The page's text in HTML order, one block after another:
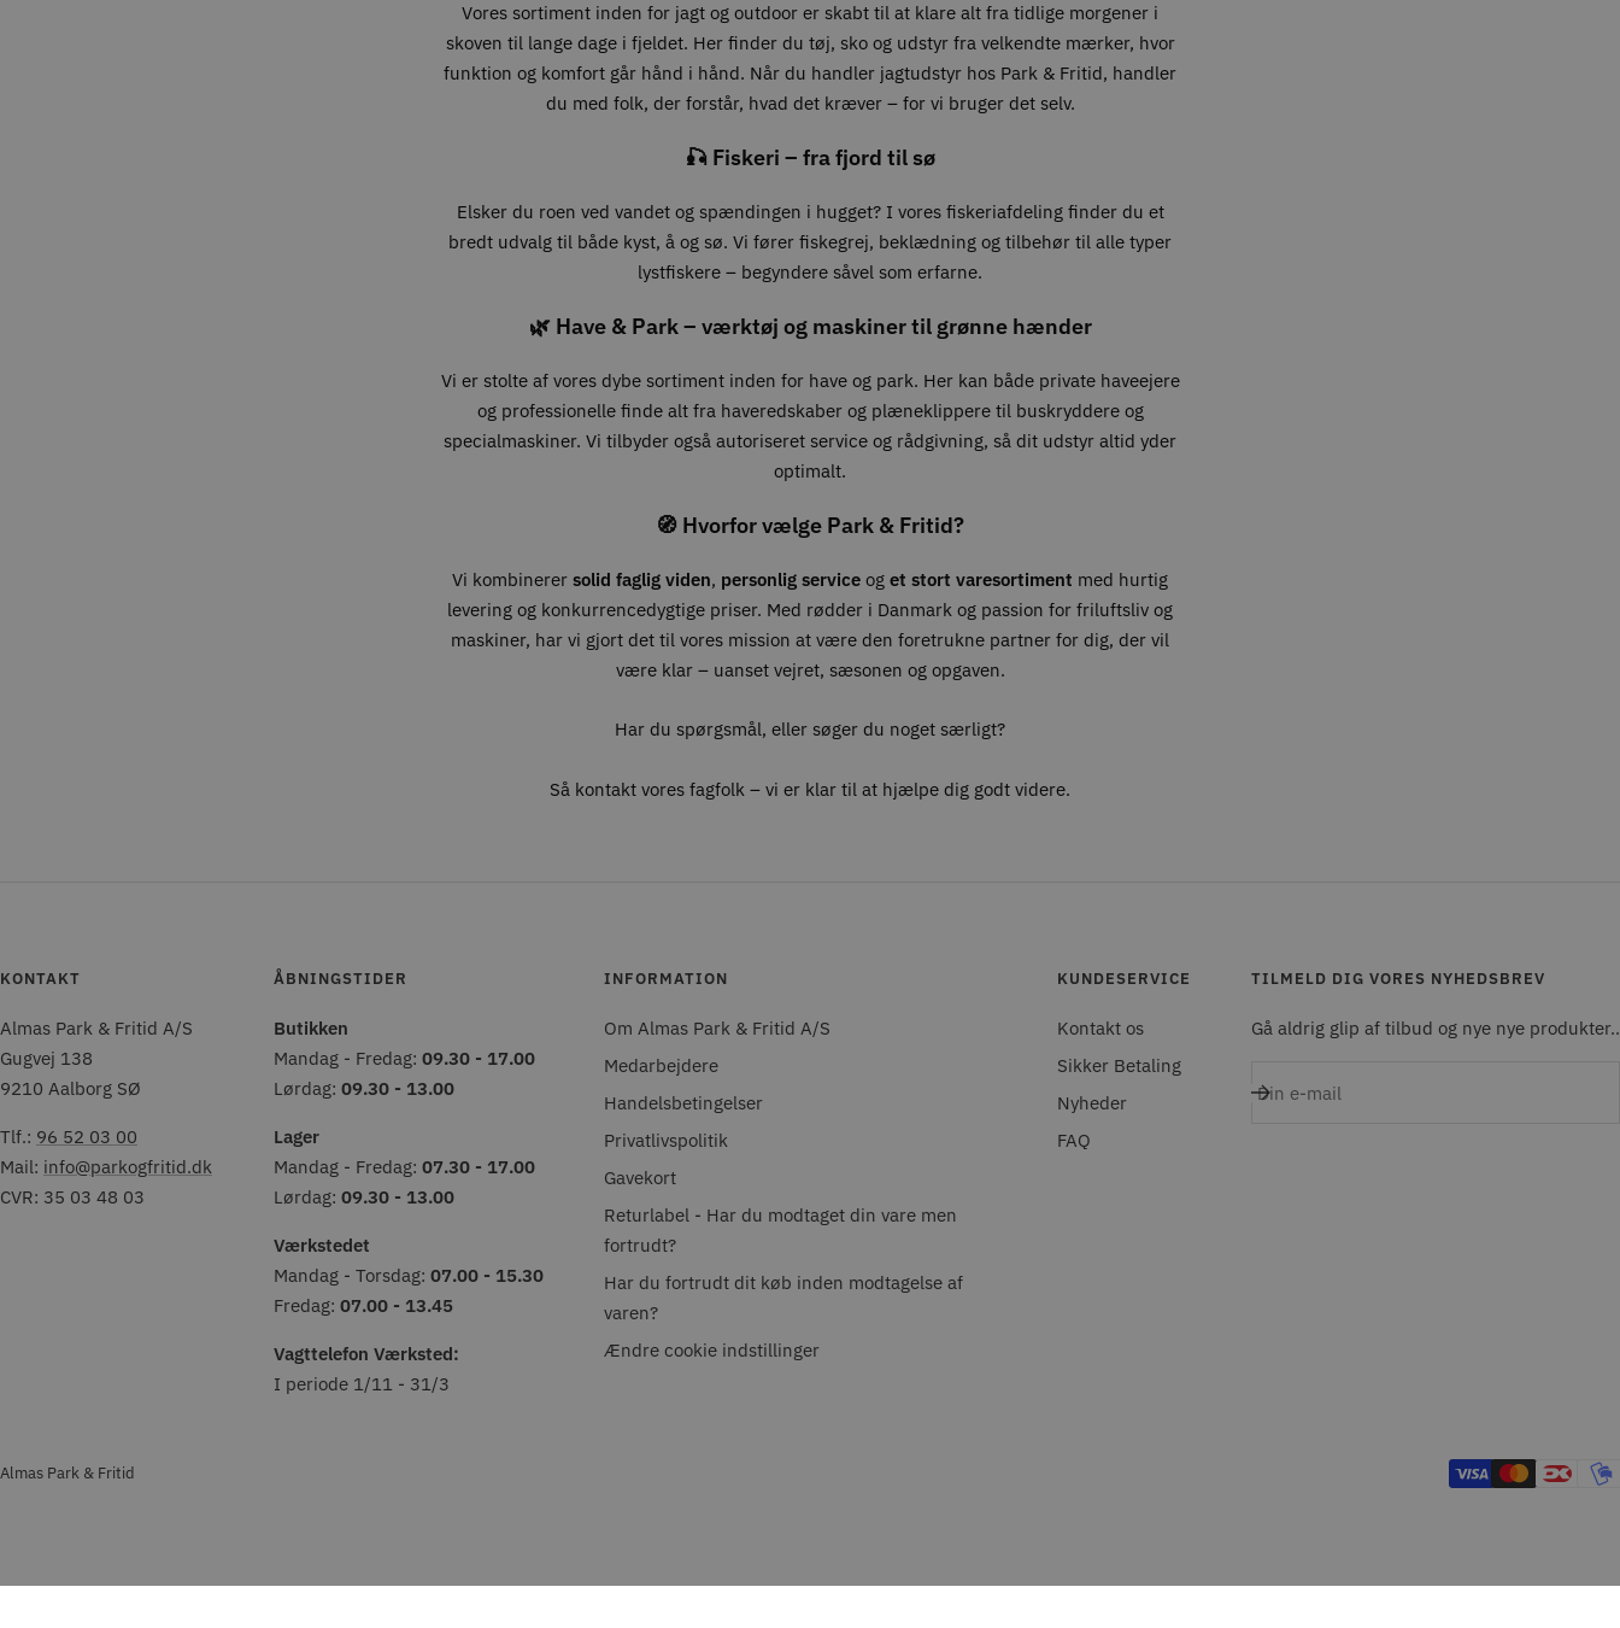
Vores sortiment inden for jagt og outdoor er skabt til at klare alt fra tidlige morgener i
skoven til lange dage i fjeldet. Her finder du tøj, sko og udstyr fra velkendte mærker, hvor
funktion og komfort går hånd i hånd. Når du handler jagtudstyr hos Park & Fritid, handler
du med folk, der forstår, hvad det kræver – for vi bruger det selv.
🎣 Fiskeri – fra fjord til sø
Elsker du roen ved vandet og spændingen i hugget? I vores fiskeriafdeling finder du et
bredt udvalg til både kyst, å og sø. Vi fører fiskegrej, beklædning og tilbehør til alle typer
lystfiskere – begyndere såvel som erfarne.
🌿 Have & Park – værktøj og maskiner til grønne hænder
Vi er stolte af vores dybe sortiment inden for have og park. Her kan både private haveejere
og professionelle finde alt fra haveredskaber og plæneklippere til buskryddere og
specialmaskiner. Vi tilbyder også autoriseret service og rådgivning, så dit udstyr altid yder
optimalt.
🧭 Hvorfor vælge Park & Fritid?
Vi kombinerer solid faglig viden, personlig service og et stort varesortiment med hurtig
levering og konkurrencedygtige priser. Med rødder i Danmark og passion for friluftsliv og
maskiner, har vi gjort det til vores mission at være den foretrukne partner for dig, der vil
være klar – uanset vejret, sæsonen og opgaven.
Har du spørgsmål, eller søger du noget særligt?
Så kontakt vores fagfolk – vi er klar til at hjælpe dig godt videre.
KONTAKT
Almas Park & Fritid A/S
Gugvej 138
9210 Aalborg SØ
Tlf.: 96 52 03 00
Mail: info@parkogfritid.dk
CVR: 35 03 48 03
ÅBNINGSTIDER
Butikken
Mandag - Fredag: 09.30 - 17.00
Lørdag: 09.30 - 13.00
Lager
Mandag - Fredag: 07.30 - 17.00
Lørdag: 09.30 - 13.00
Værkstedet
Mandag - Torsdag: 07.00 - 15.30
Fredag: 07.00 - 13.45
Vagttelefon Værksted:
I periode 1/11 - 31/3
INFORMATION
Om Almas Park & Fritid A/S
Medarbejdere
Handelsbetingelser
Privatlivspolitik
Gavekort
Returlabel - Har du modtaget din vare men
fortrudt?
Har du fortrudt dit køb inden modtagelse af
varen?
Ændre cookie indstillinger
KUNDESERVICE
Kontakt os
Sikker Betaling
Nyheder
FAQ
TILMELD DIG VORES NYHEDSBREV
Gå aldrig glip af tilbud og nye nye produkter..
Din e-mail
Almas Park & Fritid